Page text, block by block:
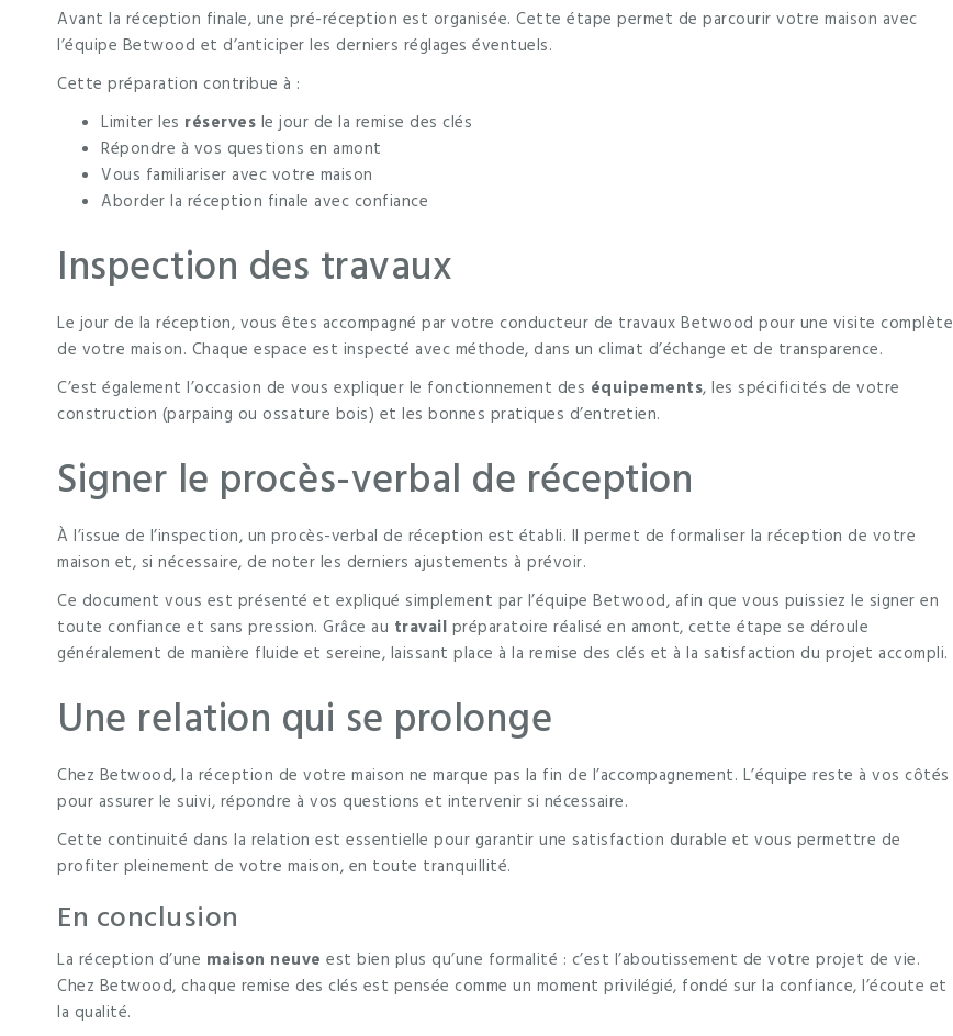
Avant la réception finale, une pré-réception est organisée. Cette étape permet de parcourir votre maison avec
l’équipe Betwood et d’anticiper les derniers réglages éventuels.
Cette préparation contribue à :
Limiter les réserves le jour de la remise des clés
Répondre à vos questions en amont
Vous familiariser avec votre maison
Aborder la réception finale avec confiance
Inspection des travaux
Le jour de la réception, vous êtes accompagné par votre conducteur de travaux Betwood pour une visite complète
de votre maison. Chaque espace est inspecté avec méthode, dans un climat d’échange et de transparence.
C’est également l’occasion de vous expliquer le fonctionnement des équipements, les spécificités de votre
construction (parpaing ou ossature bois) et les bonnes pratiques d’entretien.
Signer le procès-verbal de réception
À l’issue de l’inspection, un procès-verbal de réception est établi. Il permet de formaliser la réception de votre
maison et, si nécessaire, de noter les derniers ajustements à prévoir.
Ce document vous est présenté et expliqué simplement par l’équipe Betwood, afin que vous puissiez le signer en
toute confiance et sans pression. Grâce au travail préparatoire réalisé en amont, cette étape se déroule
généralement de manière fluide et sereine, laissant place à la remise des clés et à la satisfaction du projet accompli.
Une relation qui se prolonge
Chez Betwood, la réception de votre maison ne marque pas la fin de l’accompagnement. L’équipe reste à vos côtés
pour assurer le suivi, répondre à vos questions et intervenir si nécessaire.
Cette continuité dans la relation est essentielle pour garantir une satisfaction durable et vous permettre de
profiter pleinement de votre maison, en toute tranquillité.
En conclusion
La réception d’une maison neuve est bien plus qu’une formalité : c’est l’aboutissement de votre projet de vie.
Chez Betwood, chaque remise des clés est pensée comme un moment privilégié, fondé sur la confiance, l’écoute et
la qualité.